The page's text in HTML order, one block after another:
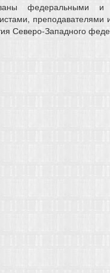
федеральными и
преподавателями
Северо-Западного